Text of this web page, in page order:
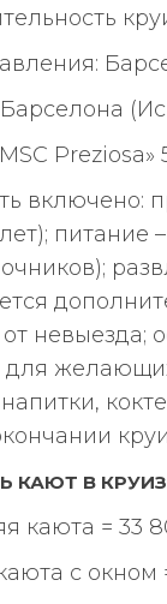
Preziosa»
включено:
лет);
от
для
КАЮТ В
каюта = 33
с окном